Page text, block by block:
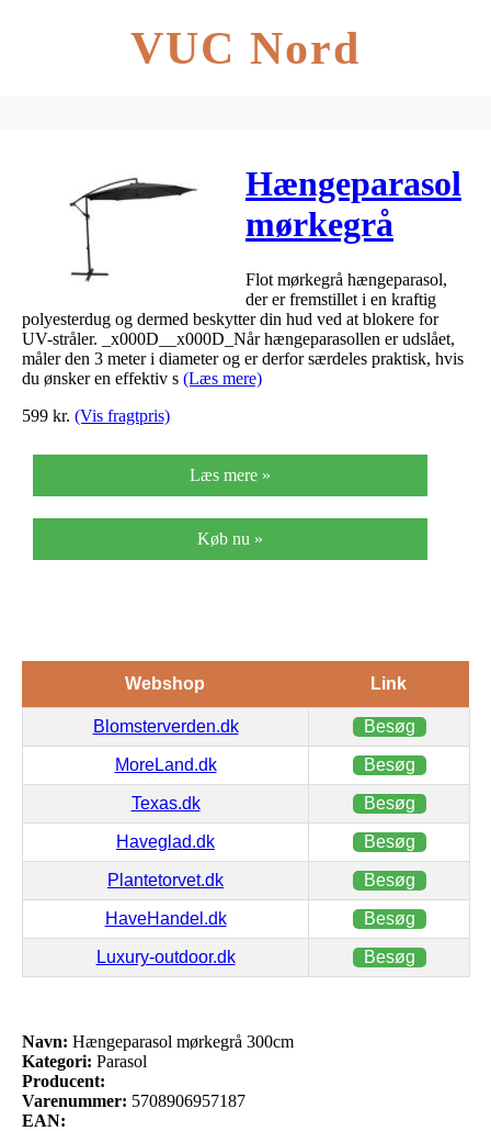
VUC Nord
Hængeparasol
mørkegrå
300cm
Flot mørkegrå hængeparasol,
der er fremstillet i en kraftig
polyesterdug og dermed beskytter din hud ved at blokere for
UV-stråler. _x000D__x000D_Når hængeparasollen er udslået,
måler den 3 meter i diameter og er derfor særdeles praktisk, hvis
du ønsker en effektiv s (Læs mere)
599 kr. (Vis fragtpris)
Læs mere »
Køb nu »
Webshop Link
Blomsterverden.dk Besøg
MoreLand.dk Besøg
Texas.dk Besøg
Haveglad.dk Besøg
Plantetorvet.dk Besøg
HaveHandel.dk Besøg
Luxury-outdoor.dk Besøg
Navn: Hængeparasol mørkegrå 300cm
Kategori: Parasol
Producent:
Varenummer: 5708906957187
EAN: